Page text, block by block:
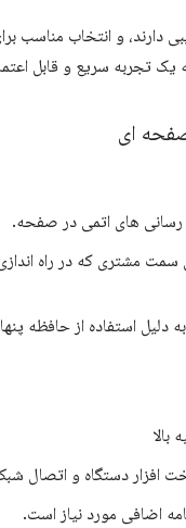
و انتخاب مناسب برای
تجربه سریع و قابل اعتماد
ای
های اتمی در صفحه.
مشتری که در راه اندازی
استفاده از حافظه پنهان
دستگاه و اتصال شبکه
مورد نیاز است.